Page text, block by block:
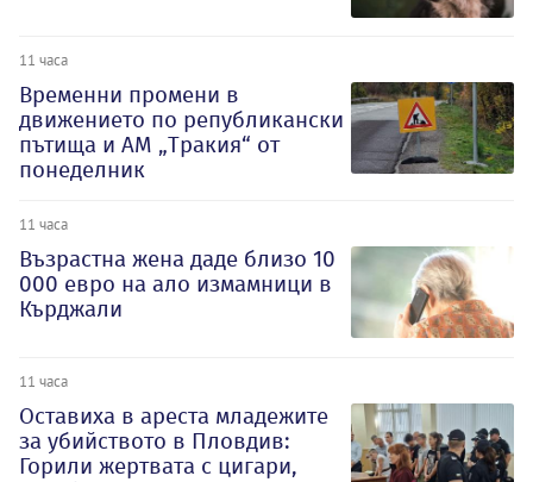
11 часа
Временни промени в
движението по републикански
пътища и АМ „Тракия“ от
понеделник
11 часа
Възрастна жена даде близо 10
000 евро на ало измамници в
Кърджали
11 часа
Оставиха в ареста младежите
за убийството в Пловдив:
Горили жертвата с цигари,